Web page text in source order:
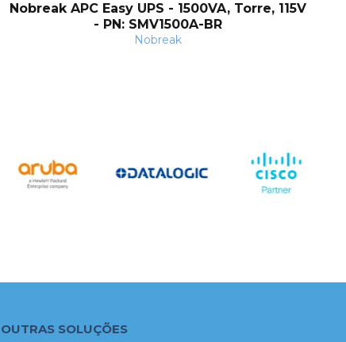
Nobreak APC Easy UPS - 1500VA, Torre, 115V
- PN: SMV1500A-BR
Nobreak
OUTRAS SOLUÇÕES